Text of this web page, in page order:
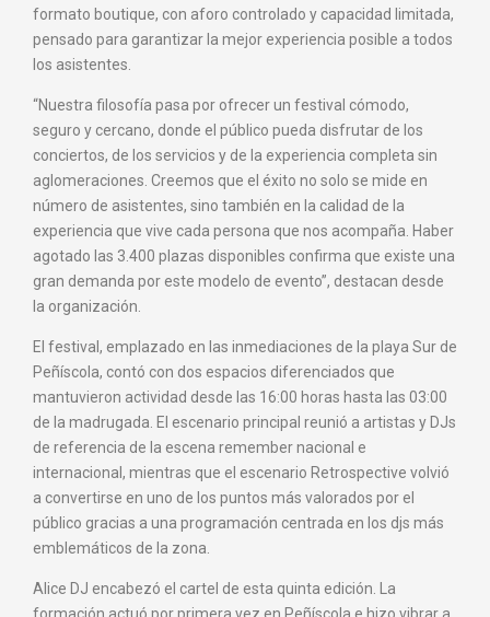
formato boutique, con aforo controlado y capacidad limitada,
pensado para garantizar la mejor experiencia posible a todos
los asistentes.
“Nuestra filosofía pasa por ofrecer un festival cómodo,
seguro y cercano, donde el público pueda disfrutar de los
conciertos, de los servicios y de la experiencia completa sin
aglomeraciones. Creemos que el éxito no solo se mide en
número de asistentes, sino también en la calidad de la
experiencia que vive cada persona que nos acompaña. Haber
agotado las 3.400 plazas disponibles confirma que existe una
gran demanda por este modelo de evento”, destacan desde
la organización.
El festival, emplazado en las inmediaciones de la playa Sur de
Peñíscola, contó con dos espacios diferenciados que
mantuvieron actividad desde las 16:00 horas hasta las 03:00
de la madrugada. El escenario principal reunió a artistas y DJs
de referencia de la escena remember nacional e
internacional, mientras que el escenario Retrospective volvió
a convertirse en uno de los puntos más valorados por el
público gracias a una programación centrada en los djs más
emblemáticos de la zona.
Alice DJ encabezó el cartel de esta quinta edición. La